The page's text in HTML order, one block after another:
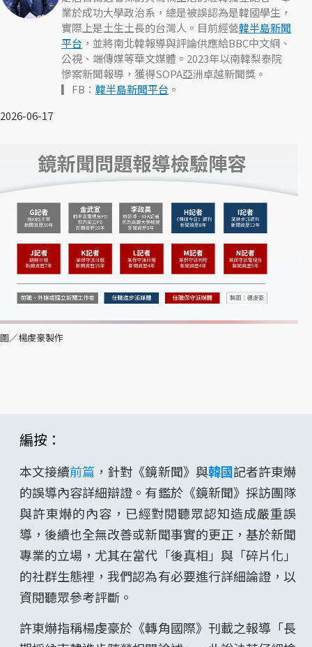
業於成功大學政治系，總是被誤認為是韓國學生，
實際上是土生土長的台灣人。目前經營韓半島新聞
平台 ，並將南北韓報導與評論供應給BBC中文網、
公視、端傳媒等華文媒體。2023年以南韓梨泰院
慘案新聞報導，獲得SOPA亞洲卓越新聞獎。
▎FB： 韓半島新聞平台 。
2026-06-17
圖／楊虔豪製作
編按：
本文接續前篇 ，針對《鏡新聞》與韓國記者許東爀
的誤導內容詳細辯證。有鑑於《鏡新聞》採訪團隊
與許東爀的內容，已經對閱聽眾認知造成嚴重誤
導，後續也全無改善或新聞事實的更正，基於新聞
專業的立場，尤其在當代「後真相」與「碎片化」
的社群生態裡，我們認為有必要進行詳細論證，以
資閱聽眾參考評斷。
許東爀指稱楊虔豪於《轉角國際》刊載之報導「長